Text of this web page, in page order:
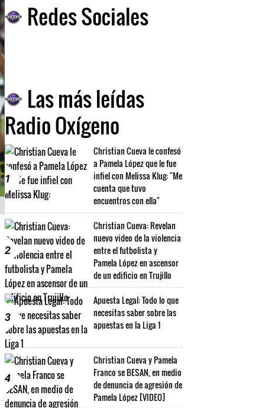
Redes Sociales
Las más leídas
Radio Oxígeno
1
Christian Cueva le confesó
a Pamela López que le fue
infiel con Melissa Klug: "Me
cuenta que tuvo
encuentros con ella"
2
Christian Cueva: Revelan
nuevo video de la violencia
entre el futbolista y
Pamela López en ascensor
de un edificio en Trujillo
3
Apuesta Legal: Todo lo que
necesitas saber sobre las
apuestas en la Liga 1
4
Christian Cueva y Pamela
Franco se BESAN, en medio
de denuncia de agresión de
Pamela López [VIDEO]